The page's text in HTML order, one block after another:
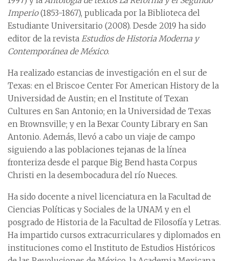
Imperio(1853-1867), publicada por la Biblioteca del
Estudiante Universitario (2008). Desde 2019 ha sido
editor de la revista Estudios de Historia Moderna y
Contemporánea de México.
Ha realizado estancias de investigación en el sur de
Texas: en el Briscoe Center For American History de la
Universidad de Austin; en el Institute of Texan
Cultures en San Antonio; en la Universidad de Texas
en Brownsville; y en la Bexar County Library en San
Antonio. Además, llevó a cabo un viaje de campo
siguiendo a las poblaciones tejanas de la línea
fronteriza desde el parque Big Bend hasta Corpus
Christi en la desembocadura del río Nueces.
Ha sido docente a nivel licenciatura en la Facultad de
Ciencias Políticas y Sociales de la UNAM y en el
posgrado de Historia de la Facultad de Filosofía y Letras.
Ha impartido cursos extracurriculares y diplomados en
instituciones como el Instituto de Estudios Históricos